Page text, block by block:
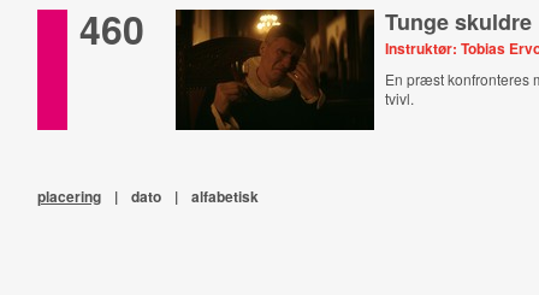
460 Tunge skuldre
Instruktør: Tobias
En præst konfronteres
tvivl.
placering | dato | alfabetisk